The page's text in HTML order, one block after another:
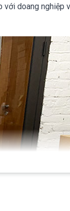
với doang nghiệp